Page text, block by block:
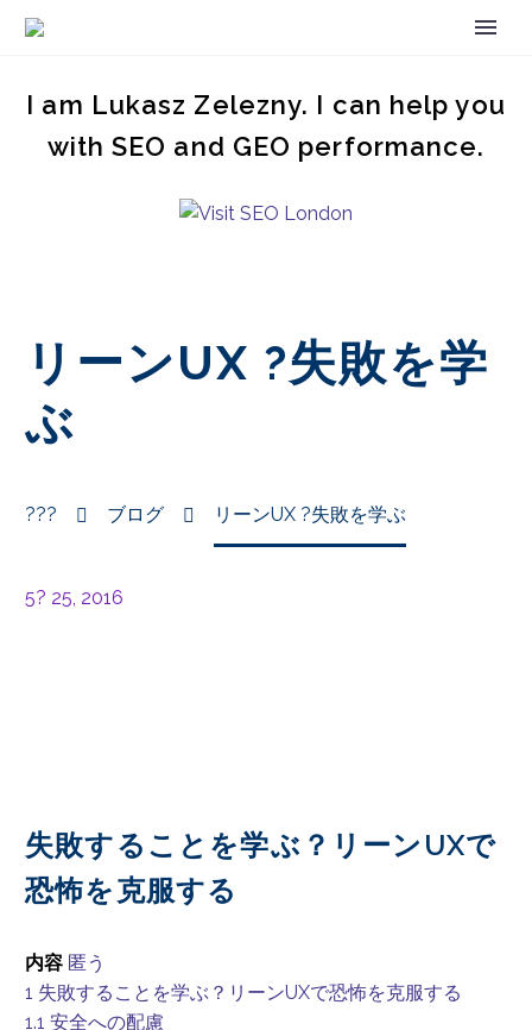
I am Lukasz Zelezny. I can help you
with SEO and GEO performance.
リーンUX ?失敗を学
ぶ
??? ブログ リーンUX ?失敗を学ぶ
5? 25, 2016
失敗することを学ぶ？リーンUXで
恐怖を克服する
内容 匿う
1 失敗することを学ぶ？リーンUXで恐怖を克服する
1.1 安全への配慮